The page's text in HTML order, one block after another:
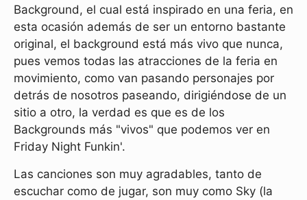
Background, el cual está inspirado en una feria, en
esta ocasión además de ser un entorno bastante
original, el background está más vivo que nunca,
pues vemos todas las atracciones de la feria en
movimiento, como van pasando personajes por
detrás de nosotros paseando, dirigiéndose de un
sitio a otro, la verdad es que es de los
Backgrounds más "vivos" que podemos ver en
Friday Night Funkin'.
Las canciones son muy agradables, tanto de
escuchar como de jugar, son muy como Sky (la